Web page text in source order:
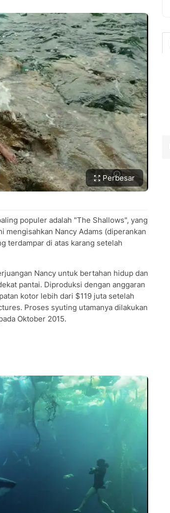
Perbesar
populer adalah "The Shallows", yang
mengisahkan Nancy Adams (diperankan
terdampar di atas karang setelah
Nancy untuk bertahan hidup dan
pantai. Diproduksi dengan anggaran
kotor lebih dari $119 juta setelah
Proses syuting utamanya dilakukan
Oktober 2015.